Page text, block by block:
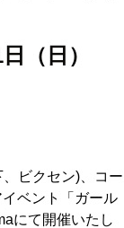
（日）
ビクセン)、コー
ベント「ガール
にて開催いたし